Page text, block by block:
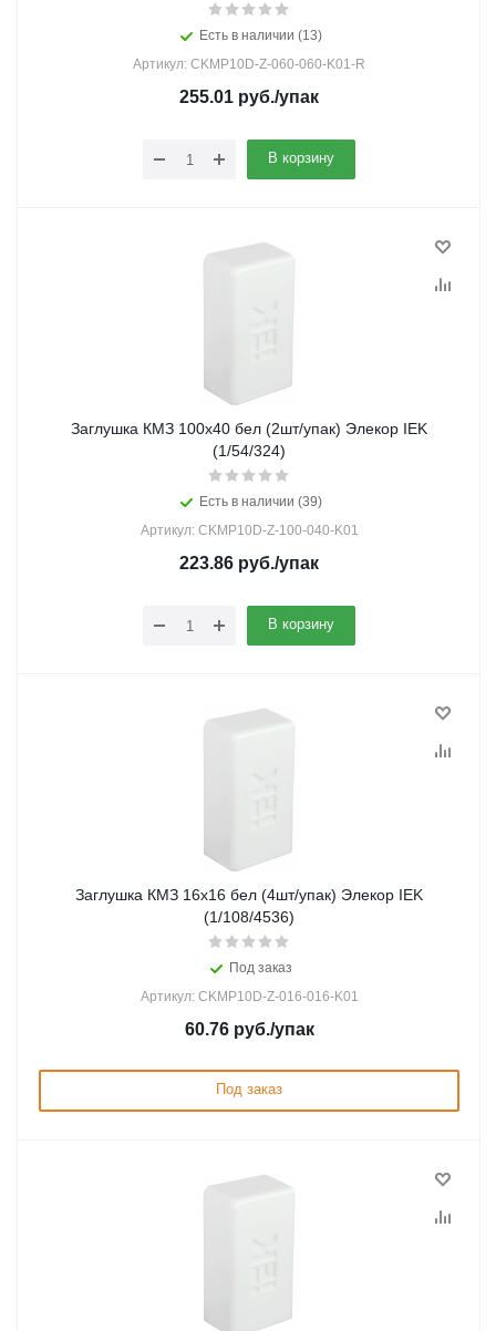
Есть в наличии (13)
Артикул: CKMP10D-Z-060-060-K01-R
255.01 руб./упак
В корзину
Заглушка КМЗ 100х40 бел (2шт/упак) Элекор IEK
(1/54/324)
Есть в наличии (39)
Артикул: CKMP10D-Z-100-040-K01
223.86 руб./упак
В корзину
Заглушка КМЗ 16х16 бел (4шт/упак) Элекор IEK
(1/108/4536)
Под заказ
Артикул: CKMP10D-Z-016-016-K01
60.76руб./упак
Под заказ